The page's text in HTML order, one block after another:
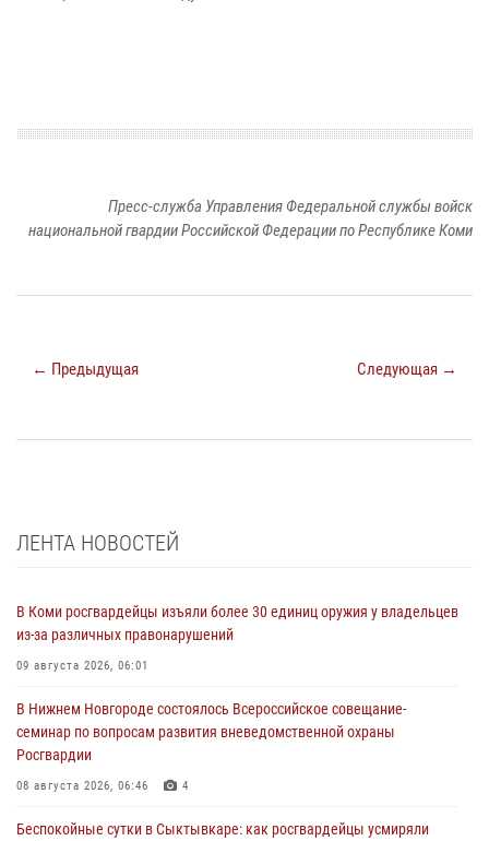
Пресс-служба Управления Федеральной службы войск
национальной гвардии Российской Федерации по Республике Коми
← Предыдущая Следующая →
ЛЕНТА НОВОСТЕЙ
В Коми росгвардейцы изъяли более 30 единиц оружия у владельцев
из-за различных правонарушений
09 августа 2026, 06:01
В Нижнем Новгороде состоялось Всероссийское совещание-
семинар по вопросам развития вневедомственной охраны
Росгвардии
08 августа 2026, 06:46 4
Беспокойные сутки в Сыктывкаре: как росгвардейцы усмиряли